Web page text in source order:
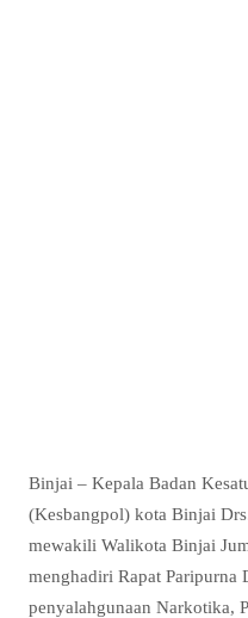
Binjai – Kepala Badan
(Kesbangpol) kota Binjai
mewakili Walikota Binjai
menghadiri Rapat Paripurna
penyalahgunaan Narkotika,